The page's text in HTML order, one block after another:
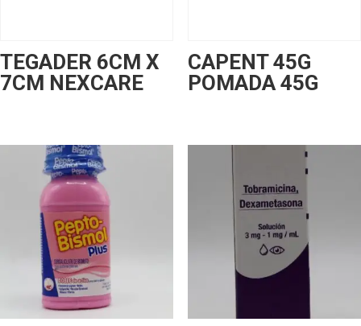
TEGADER 6CM X
7CM NEXCARE
CAPENT 45G
POMADA 45G